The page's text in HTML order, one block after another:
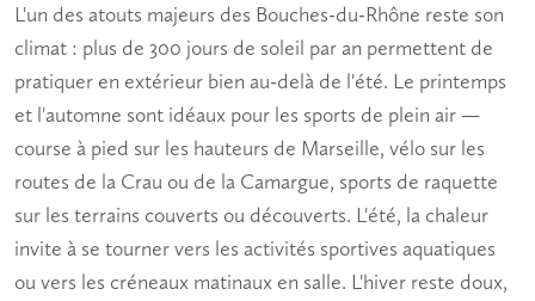
L'un des atouts majeurs des Bouches-du-Rhône reste son
climat : plus de 300 jours de soleil par an permettent de
pratiquer en extérieur bien au-delà de l'été. Le printemps
et l'automne sont idéaux pour les sports de plein air —
course à pied sur les hauteurs de Marseille, vélo sur les
routes de la Crau ou de la Camargue, sports de raquette
sur les terrains couverts ou découverts. L'été, la chaleur
invite à se tourner vers les activités sportives aquatiques
ou vers les créneaux matinaux en salle. L'hiver reste doux,